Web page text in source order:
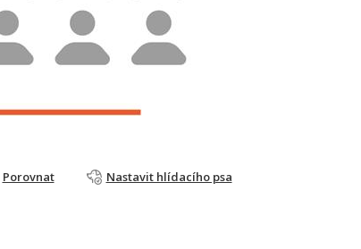
Porovnat Nastavit hlídacího psa